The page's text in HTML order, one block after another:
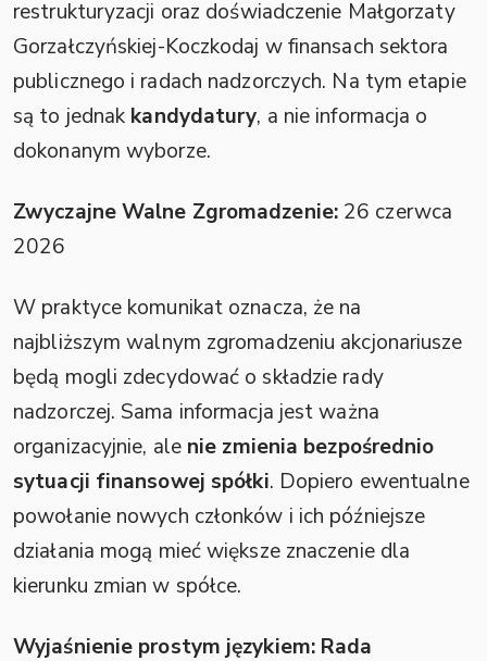
restrukturyzacji oraz doświadczenie Małgorzaty
Gorzałczyńskiej-Koczkodaj w finansach sektora
publicznego i radach nadzorczych. Na tym etapie
są to jednak kandydatury, a nie informacja o
dokonanym wyborze.
Zwyczajne Walne Zgromadzenie:26 czerwca
2026
W praktyce komunikat oznacza, że na
najbliższym walnym zgromadzeniu akcjonariusze
będą mogli zdecydować o składzie rady
nadzorczej. Sama informacja jest ważna
organizacyjnie, ale nie zmienia bezpośrednio
sytuacji finansowej spółki. Dopiero ewentualne
powołanie nowych członków i ich późniejsze
działania mogą mieć większe znaczenie dla
kierunku zmian w spółce.
Wyjaśnienie prostym językiem: Rada